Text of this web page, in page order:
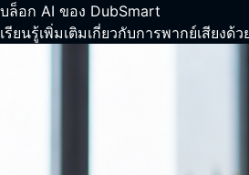
บล็อก AI ของ DubSmart
เรียนรู้เพิ่มเติมเกี่ยวกับการพากย์เสียง